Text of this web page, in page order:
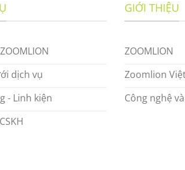
dịch vụ
- Linh kiện
GIỚI THIỆU
ZOOMLION
Zoomlion
Công nghệ